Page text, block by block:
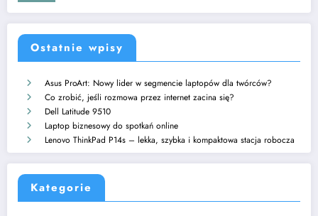
Ostatnie wpisy
Asus ProArt: Nowy lider w segmencie laptopów dla twórców?
Co zrobić, jeśli rozmowa przez internet zacina się?
Dell Latitude 9510
Laptop biznesowy do spotkań online
Lenovo ThinkPad P14s – lekka, szybka i kompaktowa stacja robocza
Kategorie